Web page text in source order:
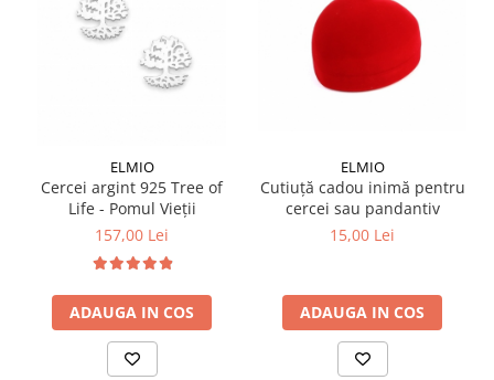
ELMIO
Cercei argint 925 Tree of
Life - Pomul Vieții
157,00 Lei
ADAUGA IN COS
ELMIO
Cutiuță cadou inimă pentru
cercei sau pandantiv
15,00 Lei
ADAUGA IN COS